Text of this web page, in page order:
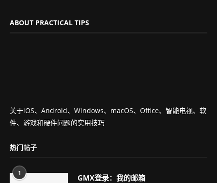
ABOUT PRACTICAL TIPS
关于iOS、Android、Windows、macOS、Office、智能电视、软
件、游戏和硬件问题的实用技巧
热门帖子
1 GMX登录：我的邮箱